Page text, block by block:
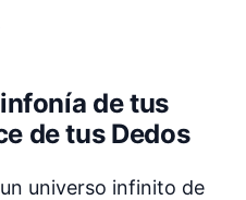
de tus
de tus Dedos
universo infinito de